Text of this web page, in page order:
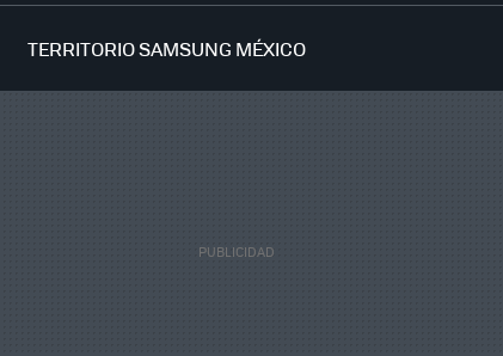
TERRITORIO SAMSUNG MÉXICO